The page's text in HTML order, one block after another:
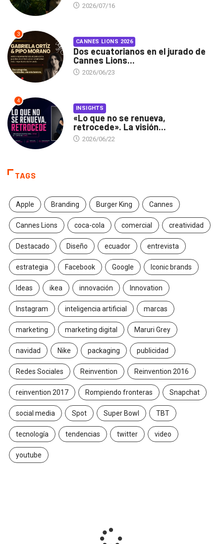
2026/07/16
3
CANNES LIONS 2026
Dos ecuatorianos en el jurado de
Cannes Lions...
2026/06/23
4
INSIGHTS
«Lo que no se renueva,
retrocede». La visión...
2026/06/22
TAGS
Apple Branding Burger King Cannes
Cannes Lions coca-cola comercial creatividad
Destacado Diseño ecuador entrevista
estrategia Facebook Google Iconic brands
Ideas ikea innovación Innovation
Instagram inteligencia artificial marcas
marketing marketing digital Maruri Grey
navidad Nike packaging publicidad
Redes Sociales Reinvention Reinvention 2016
reinvention 2017 Rompiendo fronteras Snapchat
social media Spot Super Bowl TBT
tecnología tendencias twitter video
youtube